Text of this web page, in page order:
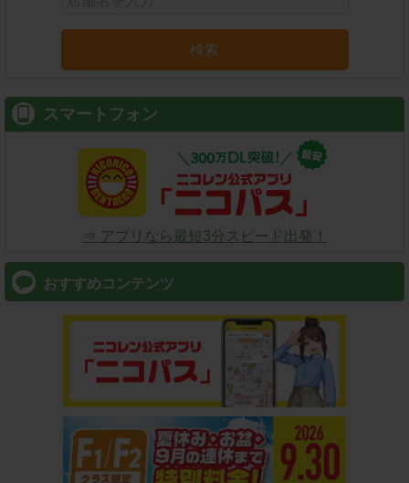
検索
スマートフォン
⇒ アプリなら最短3分スピード出発！
おすすめコンテンツ